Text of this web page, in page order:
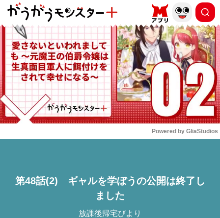
もっと読む
Powered by GliaStudios
第48話(2) ギャルを学ぼうの公開は終了し
ました
放課後帰宅びより